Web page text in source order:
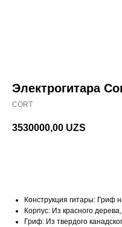
Электрогитара
CORT
3530000,00 UZS
Конструкция гитары: Гриф
Корпус: Из красного
Гриф: Из твердого